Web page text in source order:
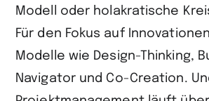
Modell oder holakratische
Für den Fokus auf
Modelle wie Design-Thinking,
Navigator und Co-Creation.